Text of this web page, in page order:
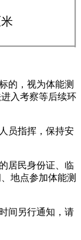
的，视为体能测
入考察等后续环
员指挥，保持安
居民身份证、临
地点参加体能测
间另行通知，请